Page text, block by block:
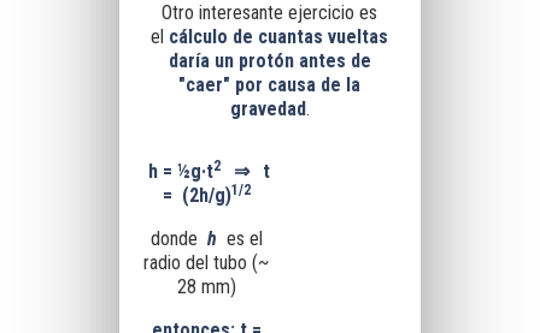
Otro interesante ejercicio es
el cálculo de cuantas vueltas
daría un protón antes de
"caer" por causa de la
gravedad.
h = ½g·t2 ⇒
t
= (2h/g)1/2
donde h es el
radio del tubo (~
28 mm)